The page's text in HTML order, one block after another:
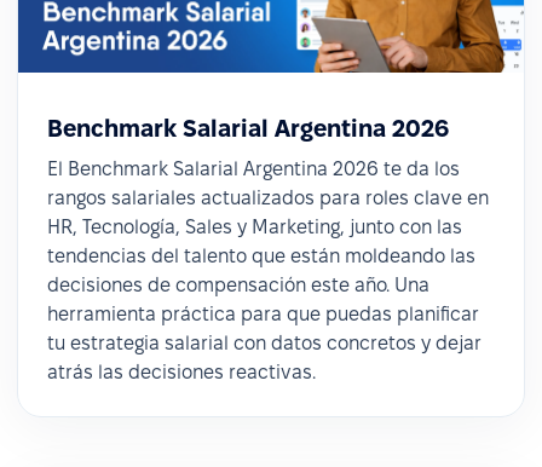
Benchmark Salarial Argentina 2026
El Benchmark Salarial Argentina 2026 te da los
rangos salariales actualizados para roles clave en
HR, Tecnología, Sales y Marketing, junto con las
tendencias del talento que están moldeando las
decisiones de compensación este año. Una
herramienta práctica para que puedas planificar
tu estrategia salarial con datos concretos y dejar
atrás las decisiones reactivas.